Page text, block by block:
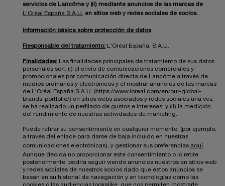
servicios de Lancôme y (ii) mediante anuncios de las marcas de
L'Oréal España S.A.U.
en sitios web y redes sociales de socios.
Información básica sobre protección de datos
Responsable del tratamiento: L'Oréal España, S.A.U.
Finalidades: Las finalidades principales de tratamiento de sus datos
personales son: (i) el envío de comunicaciones comerciales y
promocionales por comunicación directa de Lancôme a través de
medios ordinarios y electrónicos y el mostrar anuncios de las marcas
de L'Oréal España S.A.U. (https://www.loreal.com/en/our-global-
brands-portfolio/) en sitios webs asociados y redes sociales una vez
se ha realizado un perfilado de gustos e intereses; y (ii) la medición
del rendimiento de nuestras actividades de marketing.
Puede retirar su consentimiento en cualquier momento, (por ejemplo,
a través del enlace para darse de baja incluido en nuestras
comunicaciones electrónicas), y gestionar sus preferencias aquí
Aunque decida no proporcionar este consentimiento o lo retire
posteriormente, podría seguir viendo anuncios nuestros en sitios web
y redes sociales de nuestros socios dado que estos anuncios se
basan en su historial de navegación y en tecnologías como las
cookies o las audiencias lookalike, que nos permiten mostrarle